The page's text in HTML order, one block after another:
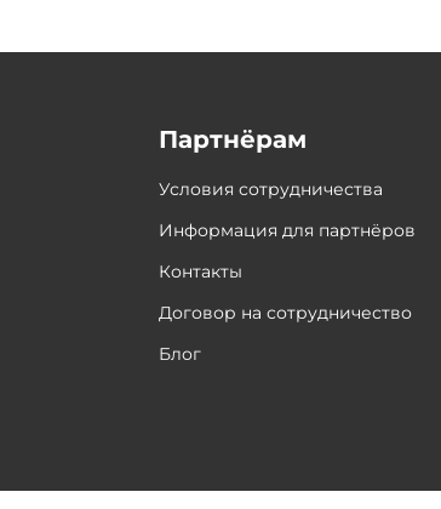
Партнёрам
Условия сотрудничества
Информация для партнёров
Контакты
Договор на сотрудничество
Блог